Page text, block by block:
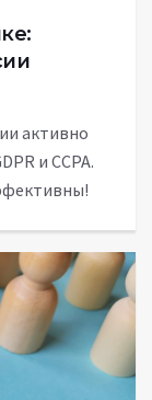
активно
и CCPA.